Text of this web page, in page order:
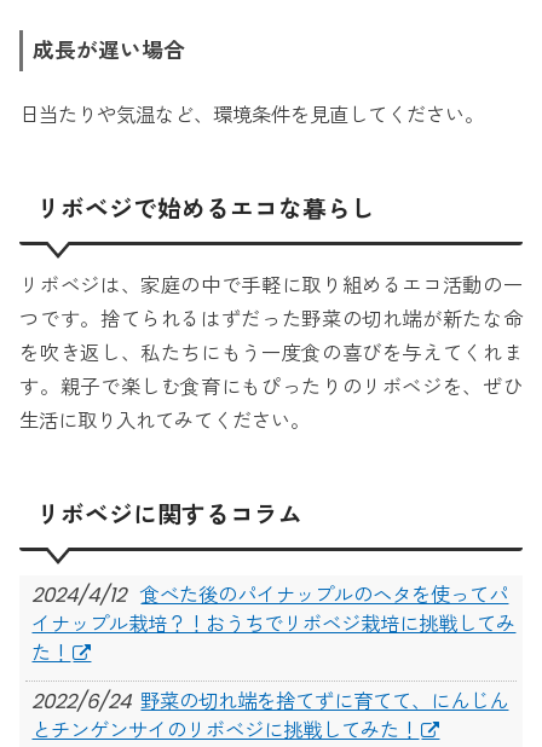
成長が遅い場合
日当たりや気温など、環境条件を見直してください。
リボベジで始めるエコな暮らし
リボベジは、家庭の中で手軽に取り組めるエコ活動の一
つです。捨てられるはずだった野菜の切れ端が新たな命
を吹き返し、私たちにもう一度食の喜びを与えてくれま
す。親子で楽しむ食育にもぴったりのリボベジを、ぜひ
生活に取り入れてみてください。
リボベジに関するコラム
2024/4/12 食べた後のパイナップルのヘタを使ってパ
イナップル栽培？！おうちでリボベジ栽培に挑戦してみ
た！
2022/6/24 野菜の切れ端を捨てずに育てて、にんじん
とチンゲンサイのリボベジに挑戦してみた！